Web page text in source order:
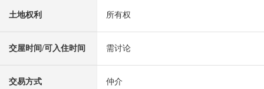
土地权利 所有权
交屋时间/可入住时间 需讨论
交易方式 仲介